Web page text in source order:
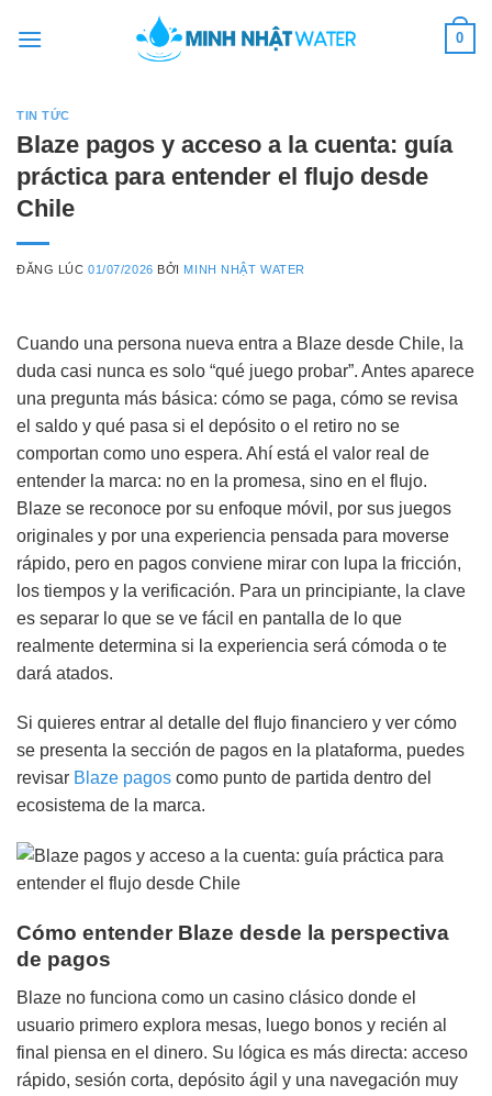
0
TIN TỨC
Blaze pagos y acceso a la cuenta: guía
práctica para entender el flujo desde
Chile
ĐĂNG LÚC01/07/2026 BỞI MINH NHẬT WATER
Cuando una persona nueva entra a Blaze desde Chile, la
duda casi nunca es solo “qué juego probar”. Antes aparece
una pregunta más básica: cómo se paga, cómo se revisa
el saldo y qué pasa si el depósito o el retiro no se
comportan como uno espera. Ahí está el valor real de
entender la marca: no en la promesa, sino en el flujo.
Blaze se reconoce por su enfoque móvil, por sus juegos
originales y por una experiencia pensada para moverse
rápido, pero en pagos conviene mirar con lupa la fricción,
los tiempos y la verificación. Para un principiante, la clave
es separar lo que se ve fácil en pantalla de lo que
realmente determina si la experiencia será cómoda o te
dará atados.
Si quieres entrar al detalle del flujo financiero y ver cómo
se presenta la sección de pagos en la plataforma, puedes
revisar Blaze pagos como punto de partida dentro del
ecosistema de la marca.
Cómo entender Blaze desde la perspectiva
de pagos
Blaze no funciona como un casino clásico donde el
usuario primero explora mesas, luego bonos y recién al
final piensa en el dinero. Su lógica es más directa: acceso
rápido, sesión corta, depósito ágil y una navegación muy